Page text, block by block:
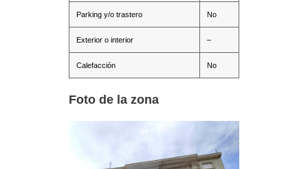
Parking y/o trastero No
Exterior o interior –
Calefacción No
Foto de la zona